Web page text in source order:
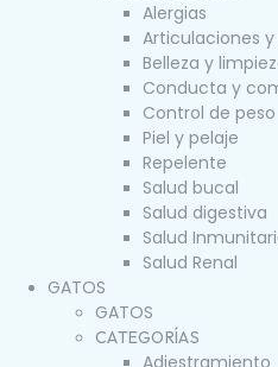
Alergias
Articulaciones
Belleza y
Conducta y
Control de peso
Piel y pelaje
Repelente
Salud bucal
Salud digestiva
Salud
Salud Renal
GATOS
GATOS
CATEGORÍAS
Adiestramiento